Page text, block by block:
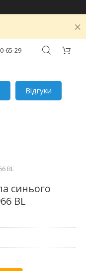
65-29
Відгуки
BL
синього
BL